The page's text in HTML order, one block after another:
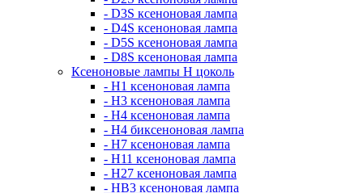
- D3S ксеноновая лампа
- D4S ксеноновая лампа
- D5S ксеноновая лампа
- D8S ксеноновая лампа
Ксеноновые лампы Н цоколь
- H1 ксеноновая лампа
- H3 ксеноновая лампа
- H4 ксеноновая лампа
- H4 биксеноновая лампа
- H7 ксеноновая лампа
- H11 ксеноновая лампа
- H27 ксеноновая лампа
- HB3 ксеноновая лампа